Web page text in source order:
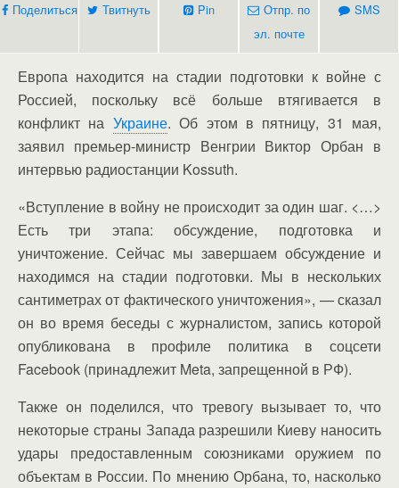
Поделиться Твитнуть Pin
Отпр. по
эл. почте
SMS
Европа находится на стадии подготовки к войне с
Россией, поскольку всё больше втягивается в
конфликт на Украине. Об этом в пятницу, 31 мая,
заявил премьер-министр Венгрии Виктор Орбан в
интервью радиостанции Kossuth.
«Вступление в войну не происходит за один шаг. <…>
Есть три этапа: обсуждение, подготовка и
уничтожение. Сейчас мы завершаем обсуждение и
находимся на стадии подготовки. Мы в нескольких
сантиметрах от фактического уничтожения», — сказал
он во время беседы с журналистом, запись которой
опубликована в профиле политика в соцсети
Facebook (принадлежит Meta, запрещенной в РФ).
Также он поделился, что тревогу вызывает то, что
некоторые страны Запада разрешили Киеву наносить
удары предоставленным союзниками оружием по
объектам в России. По мнению Орбана, то, насколько